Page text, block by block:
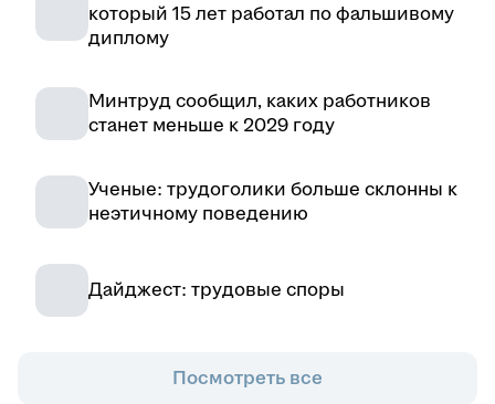
который 15 лет работал по фальшивому
диплому
Минтруд сообщил, каких работников
станет меньше к 2029 году
Ученые: трудоголики больше склонны к
неэтичному поведению
Дайджест: трудовые споры
Посмотреть все